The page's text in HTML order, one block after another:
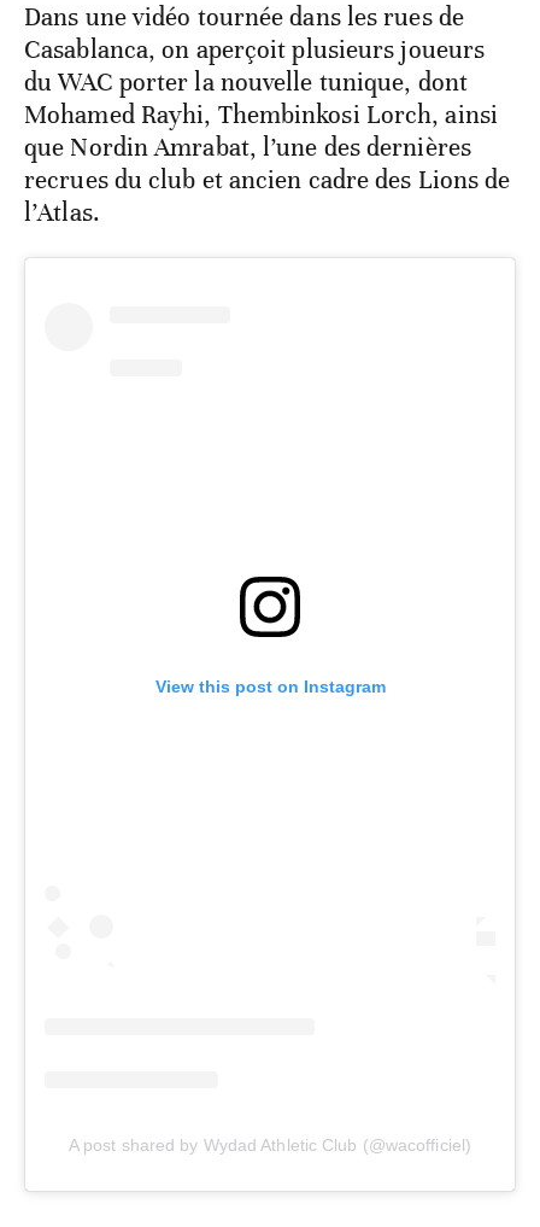
Dans une vidéo tournée dans les rues de
Casablanca, on aperçoit plusieurs joueurs
du WAC porter la nouvelle tunique, dont
Mohamed Rayhi, Thembinkosi Lorch, ainsi
que Nordin Amrabat, l’une des dernières
recrues du club et ancien cadre des Lions de
l’Atlas.
View this post on Instagram
A post shared by Wydad Athletic Club (@wacofficiel)